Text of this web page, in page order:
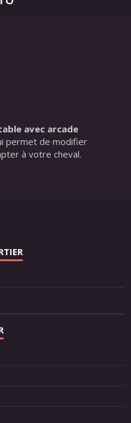
avec arcade
permet de modifier
à votre cheval.